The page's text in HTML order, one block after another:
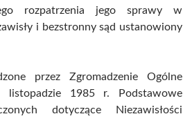
rozpatrzenia jego sprawy w
i bezstronny sąd ustanowiony
przez Zgromadzenie Ogólne
listopadzie 1985 r. Podstawowe
dotyczące Niezawisłości